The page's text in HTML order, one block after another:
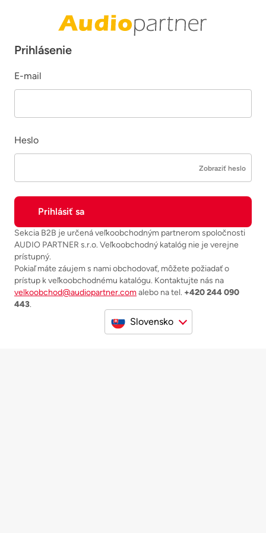
Prihlásenie
E-mail
Heslo
Zobraziť heslo
Sekcia B2B je určená veľkoobchodným partnerom spoločnosti
AUDIO PARTNER s.r.o. Veľkoobchodný katalóg nie je verejne
prístupný.
Pokiaľ máte záujem s nami obchodovať, môžete požiadať o
prístup k veľkoobchodnému katalógu. Kontaktujte nás na
velkoobchod@audiopartner.comalebo na tel. +420 244 090
443.
Slovensko